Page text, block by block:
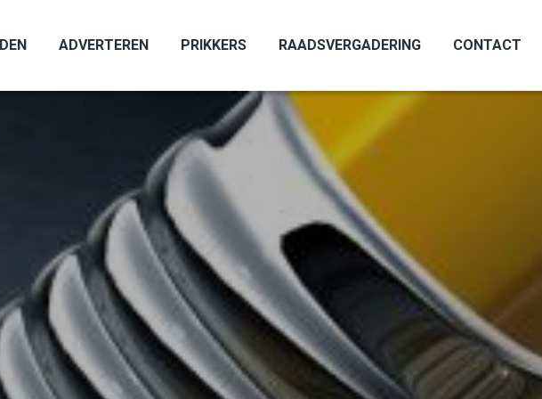
ADVERTEREN PRIKKERS RAADSVERGADERING CONTACT